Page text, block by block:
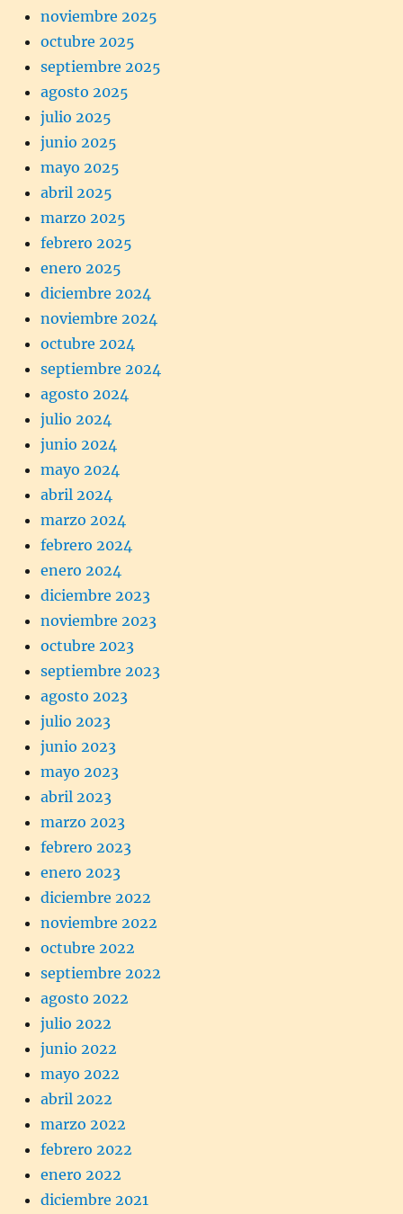
noviembre 2025
octubre 2025
septiembre 2025
agosto 2025
julio 2025
junio 2025
mayo 2025
abril 2025
marzo 2025
febrero 2025
enero 2025
diciembre 2024
noviembre 2024
octubre 2024
septiembre 2024
agosto 2024
julio 2024
junio 2024
mayo 2024
abril 2024
marzo 2024
febrero 2024
enero 2024
diciembre 2023
noviembre 2023
octubre 2023
septiembre 2023
agosto 2023
julio 2023
junio 2023
mayo 2023
abril 2023
marzo 2023
febrero 2023
enero 2023
diciembre 2022
noviembre 2022
octubre 2022
septiembre 2022
agosto 2022
julio 2022
junio 2022
mayo 2022
abril 2022
marzo 2022
febrero 2022
enero 2022
diciembre 2021